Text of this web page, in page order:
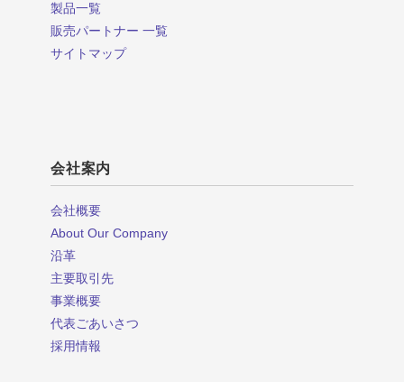
製品一覧
販売パートナー 一覧
サイトマップ
会社案内
会社概要
About Our Company
沿革
主要取引先
事業概要
代表ごあいさつ
採用情報